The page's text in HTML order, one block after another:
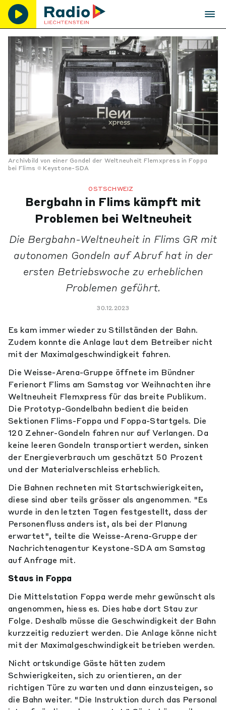
Archivbild von einer Gondel der Weltneuheit Flemxpress in Foppa
bei Flims
Keystone-SDA
OSTSCHWEIZ
Bergbahn in Flims kämpft mit
Problemen bei Weltneuheit
Die Bergbahn-Weltneuheit in Flims GR mit
autonomen Gondeln auf Abruf hat in der
ersten Betriebswoche zu erheblichen
Problemen geführt.
30.12.2023
Es kam immer wieder zu Stillständen der Bahn.
Zudem konnte die Anlage laut dem Betreiber nicht
mit der Maximalgeschwindigkeit fahren.
Die Weisse-Arena-Gruppe öffnete im Bündner
Ferienort Flims am Samstag vor Weihnachten ihre
Weltneuheit Flemxpress für das breite Publikum.
Die Prototyp-Gondelbahn bedient die beiden
Sektionen Flims-Foppa und Foppa-Startgels. Die
120 Zehner-Gondeln fahren nur auf Verlangen. Da
keine leeren Gondeln transportiert werden, sinken
der Energieverbrauch um geschätzt 50 Prozent
und der Materialverschleiss erheblich.
Die Bahnen rechneten mit Startschwierigkeiten,
diese sind aber teils grösser als angenommen. "Es
wurde in den letzten Tagen festgestellt, dass der
Personenfluss anders ist, als bei der Planung
erwartet", teilte die Weisse-Arena-Gruppe der
Nachrichtenagentur Keystone-SDA am Samstag
auf Anfrage mit.
Staus in Foppa
Die Mittelstation Foppa werde mehr gewünscht als
angenommen, hiess es. Dies habe dort Stau zur
Folge. Deshalb müsse die Geschwindigkeit der Bahn
kurzzeitig reduziert werden. Die Anlage könne nicht
mit der Maximalgeschwindigkeit betrieben werden.
Nicht ortskundige Gäste hätten zudem
Schwierigkeiten, sich zu orientieren, an der
richtigen Türe zu warten und dann einzusteigen, so
die Bahn weiter. "Die Instruktion durch das Personal